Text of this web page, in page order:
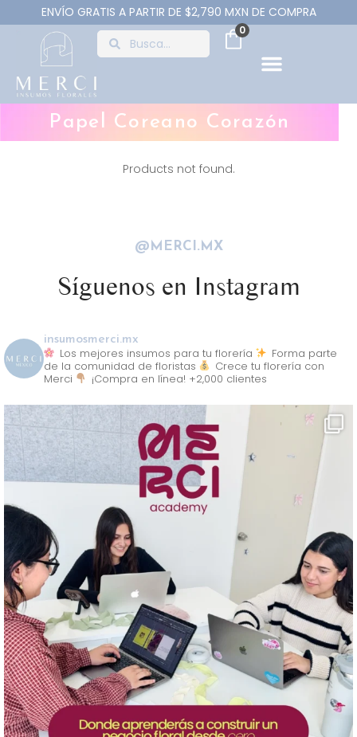
ENVÍO GRATIS A PARTIR DE $2,790 MXN DE COMPRA
0
Papel Coreano Corazón
Products not found.
@MERCI.MX
Síguenos en Instagram
insumosmerci.mx
Los mejores insumos para tu florería
Forma parte
de la comunidad de floristas
Crece tu florería con
Merci
¡Compra en línea! +2,000 clientes